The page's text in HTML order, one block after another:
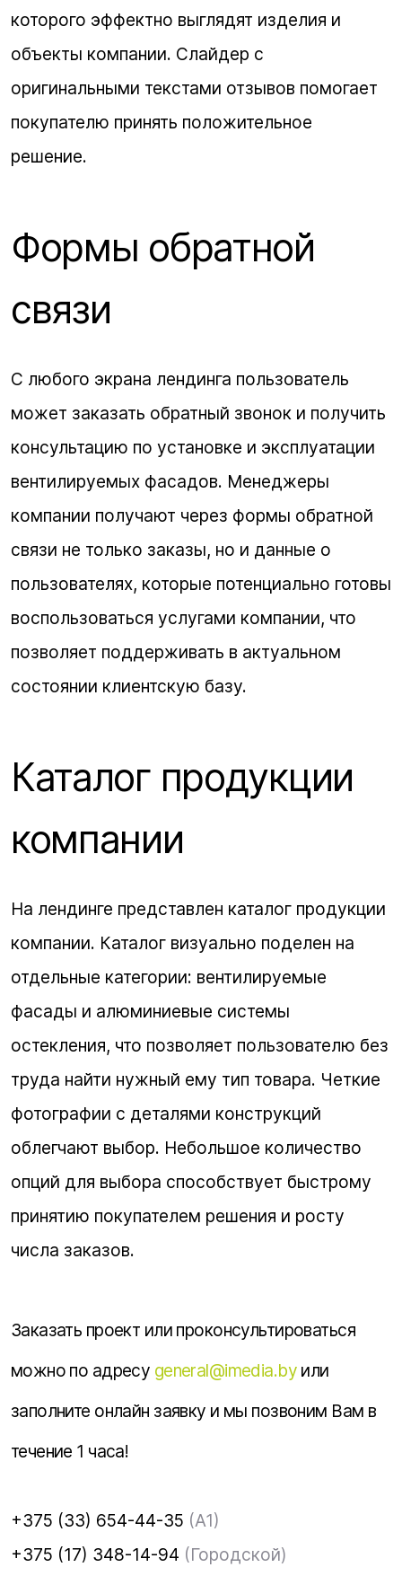
которого эффектно выглядят изделия и
объекты компании. Слайдер с
оригинальными текстами отзывов помогает
покупателю принять положительное
решение.
Формы обратной
связи
С любого экрана лендинга пользователь
может заказать обратный звонок и получить
консультацию по установке и эксплуатации
вентилируемых фасадов. Менеджеры
компании получают через формы обратной
связи не только заказы, но и данные о
пользователях, которые потенциально готовы
воспользоваться услугами компании, что
позволяет поддерживать в актуальном
состоянии клиентскую базу.
Каталог продукции
компании
На лендинге представлен каталог продукции
компании. Каталог визуально поделен на
отдельные категории: вентилируемые
фасады и алюминиевые системы
остекления, что позволяет пользователю без
труда найти нужный ему тип товара. Четкие
фотографии с деталями конструкций
облегчают выбор. Небольшое количество
опций для выбора способствует быстрому
принятию покупателем решения и росту
числа заказов.
Заказать проект или проконсультироваться
можно по адресу general@imedia.by или
заполните онлайн заявку и мы позвоним Вам в
течение 1 часа!
+375 (33) 654-44-35 (A1)
+375 (17) 348-14-94 (Городской)